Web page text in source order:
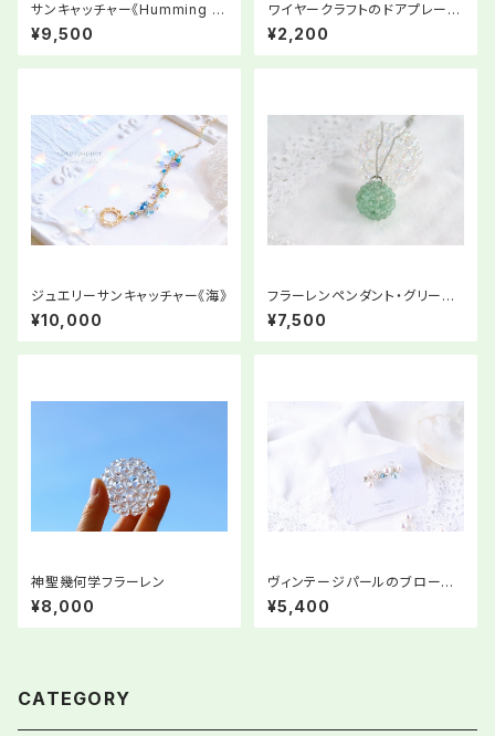
サンキャッチャー《Humming R
ay∞》ワイヤータイプ
¥9,500
ワイヤークラフトのドアプレート
「toilet」②
¥2,200
ジュエリーサンキャッチャー《海》
¥10,000
フラーレンペンダント・グリーン
クォーツァイト・オリジナルスト
ーリー付き
¥7,500
神聖幾何学フラーレン
¥8,000
ヴィンテージパールのブロー
チ〜日常を「とっておきの私」で
過ごすアクセサリー
¥5,400
CATEGORY